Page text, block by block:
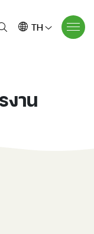
TH
าน